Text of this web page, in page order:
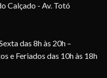
Calçado - Av. Totó
das 8h às 20h –
e Feriados das 10h às 18h